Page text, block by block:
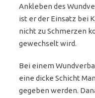
Ankleben des
ist er der Einsatz bei
nicht zu Schmerzen
gewechselt wird.
Bei einem
eine dicke Schicht
gegeben werden.